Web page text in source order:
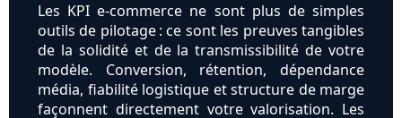
Les KPI e-commerce ne sont plus de simples
outils de pilotage : ce sont les preuves tangibles
de la solidité et de la transmissibilité de votre
modèle. Conversion, rétention, dépendance
média, fiabilité logistique et structure de marge
façonnent directement votre valorisation. Les